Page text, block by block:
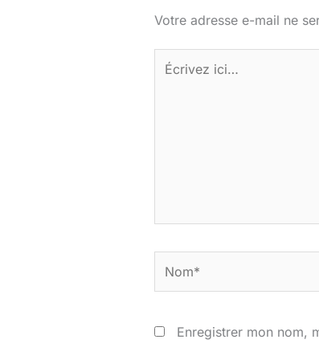
Votre adresse e-mail ne
Écrivez
ici…
Enregistrer mon nom,